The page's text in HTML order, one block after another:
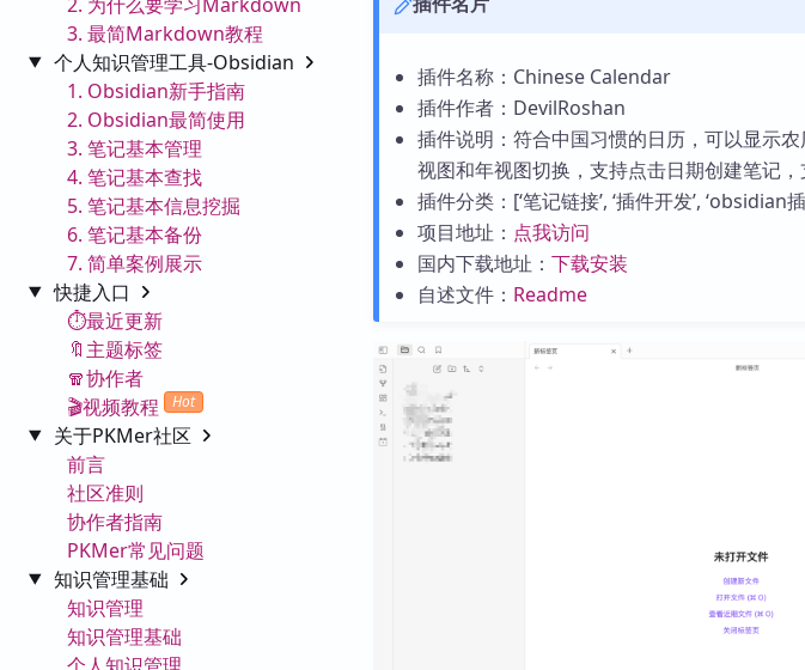
3. 最简Markdown教程
个人知识管理工具-Obsidian
1. Obsidian新手指南
2. Obsidian最简使用
3. 笔记基本管理
4. 笔记基本查找
5. 笔记基本信息挖掘
6. 笔记基本备份
7. 简单案例展示
快捷入口
⏱️最近更新
🔖主题标签
🧣协作者
🎬视频教程
Hot
关于PKMer社区
前言
社区准则
协作者指南
PKMer常见问题
知识管理基础
知识管理
知识管理基础
个人知识管理
插件名称：Chinese Calendar
插件作者：DevilRoshan
插件说明：符合中国习惯的日历，可以显示
视图和年视图切换，支持点击日期创建笔记
插件分类：[‘笔记链接’, ‘插件开发’, ‘obsidian
项目地址： 点我访问
国内下载地址： 下载安装
自述文件： Readme